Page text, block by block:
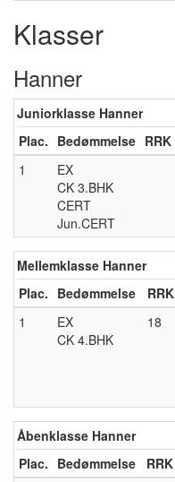
Klasser
Hanner
Juniorklasse Hanner
Plac. Bedømmelse RRK
1
EX
CK 3.BHK
CERT
Jun.CERT
Mellemklasse Hanner
Plac. Bedømmelse RRK
1
EX
CK 4.BHK
18
Åbenklasse Hanner
Plac. Bedømmelse RRK